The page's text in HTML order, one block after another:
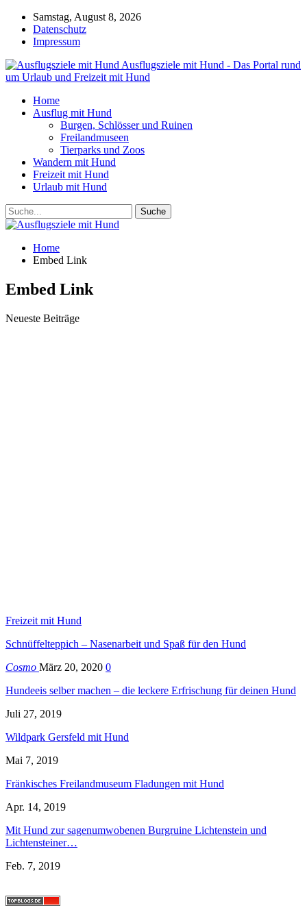
Samstag, August 8, 2026
Datenschutz
Impressum
Ausflugsziele mit Hund - Das Portal rund
um Urlaub und Freizeit mit Hund
Home
Ausflug mit Hund
Burgen, Schlösser und Ruinen
Freilandmuseen
Tierparks und Zoos
Wandern mit Hund
Freizeit mit Hund
Urlaub mit Hund
Home
Embed Link
Embed Link
Neueste Beiträge
Freizeit mit Hund
Schnüffelteppich – Nasenarbeit und Spaß für den Hund
Cosmo März 20, 2020 0
Hundeeis selber machen – die leckere Erfrischung für deinen Hund
Juli 27, 2019
Wildpark Gersfeld mit Hund
Mai 7, 2019
Fränkisches Freilandmuseum Fladungen mit Hund
Apr. 14, 2019
Mit Hund zur sagenumwobenen Burgruine Lichtenstein und
Lichtensteiner…
Feb. 7, 2019